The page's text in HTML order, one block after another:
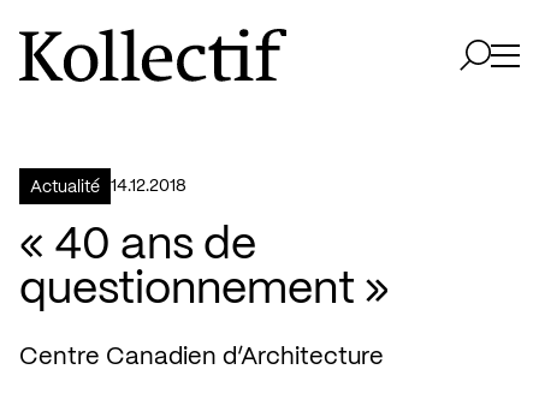
Aller à la page d'accueil
Logo Kollectif
Actualité 14.12.2018
« 40 ans de
questionnement »
Centre Canadien d’Architecture